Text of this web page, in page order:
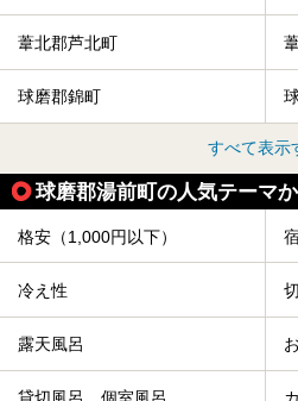
葦北郡芦北町
球磨郡錦町
すべて表示
球磨郡湯前町の人気テーマ
格安（1,000円以下）
冷え性
露天風呂